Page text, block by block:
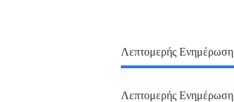
Λεπτομερής Ενημέρωση
Λεπτομερής Ενημέρωση